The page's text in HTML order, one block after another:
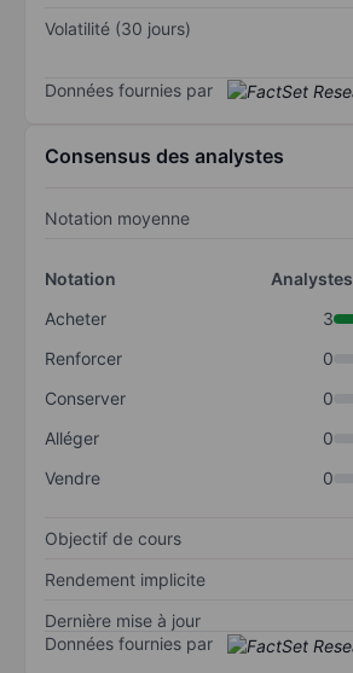
Volatilité (30 jours)
Données fournies par
Consensus des analystes
Notation moyenne
Notation
Analystes
Acheter
3
Renforcer
0
Conserver
0
Alléger
0
Vendre
0
Objectif de cours
Rendement implicite
Dernière mise à jour
Données fournies par